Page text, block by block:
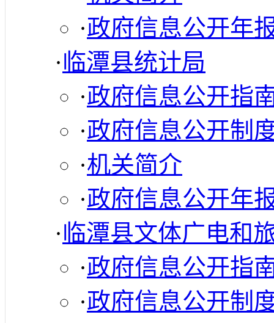
·政府信息公开年
·临潭县统计局
·政府信息公开指
·政府信息公开制
·机关简介
·政府信息公开年
·临潭县文体广电和
·政府信息公开指
·政府信息公开制